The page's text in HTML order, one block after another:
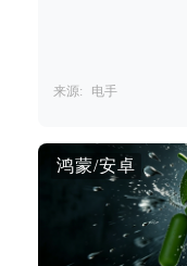
来源: 电手
鸿蒙/安卓